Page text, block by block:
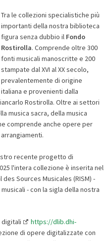
Tra le collezioni specialistiche più
importanti della nostra biblioteca
figura senza dubbio il Fondo
Rostirolla. Comprende oltre 300
fonti musicali manoscritte e 200
stampate dal XVI al XX secolo,
prevalentemente di origine
italiana e provenienti dalla
Rostirolla. Oltre ai settori
musica sacra, della musica
comprende anche opere per
recente progetto di
l'intera collezione è inserita nel
Sources Musicales (RISM) -
- con la sigla della nostra
https://dlib.dhi-
di opere digitalizzate con